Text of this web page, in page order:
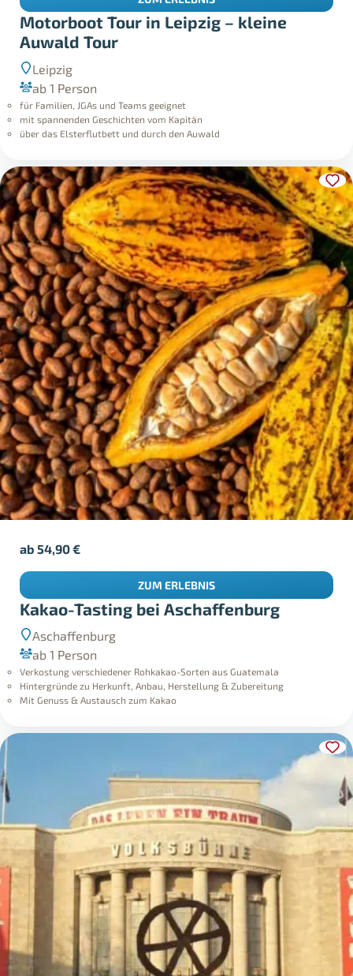
Motorboot Tour in Leipzig – kleine
Auwald Tour
Leipzig
ab 1 Person
für Familien, JGAs und Teams geeignet
mit spannenden Geschichten vom Kapitän
über das Elsterflutbett und durch den Auwald
Kakao-Tasting bei Aschaffenburg
Aschaffenburg
ab 1 Person
Verkostung verschiedener Rohkakao-Sorten aus Guatemala
Hintergründe zu Herkunft, Anbau, Herstellung & Zubereitung
Mit Genuss & Austausch zum Kakao
ab54,90€
ZUM ERLEBNIS